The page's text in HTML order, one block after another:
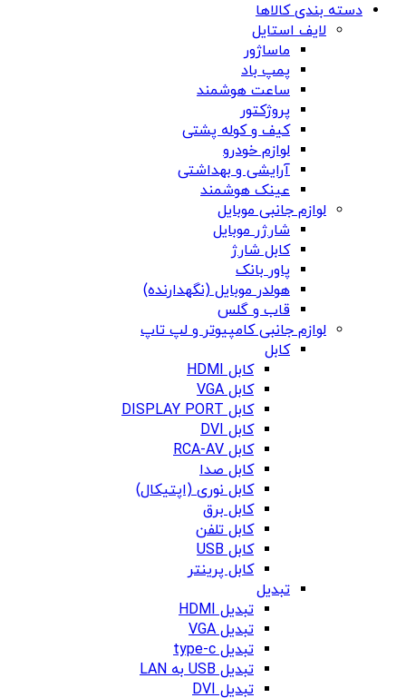
دسته بندی کالاها
لایف استایل
ماساژور
پمپ باد
ساعت هوشمند
پروژکتور
کیف و کوله پشتی
لوازم خودرو
آرایشی و بهداشتی
عینک هوشمند
لوازم جانبی موبایل
شارژر موبایل
کابل شارژ
پاور بانک
هولدر موبایل (نگهدارنده)
قاب و گلس
لوازم جانبی کامپیوتر و لپ تاپ
کابل
کابل HDMI
کابل VGA
کابل DISPLAY PORT
کابل DVI
کابل RCA-AV
کابل صدا
کابل نوری (اپتیکال)
کابل برق
کابل تلفن
کابل USB
کابل پرینتر
تبدیل
تبدیل HDMI
تبدیل VGA
تبدیل type-c
تبدیل USB به LAN
تبدیل DVI